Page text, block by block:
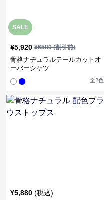
SALE
¥5,920 ¥6580(割引前)
骨格ナチュラルテールカットオ
ーバーシャツ
全2色
¥5,880 (税込)